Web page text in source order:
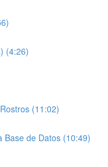
(4:26)
(11:02)
Base de Datos (10:49)